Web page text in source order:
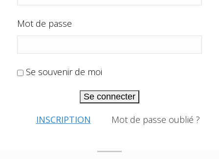
Mot de passe
Se souvenir de moi
Se connecter
INSCRIPTION Mot de passe oublié ?